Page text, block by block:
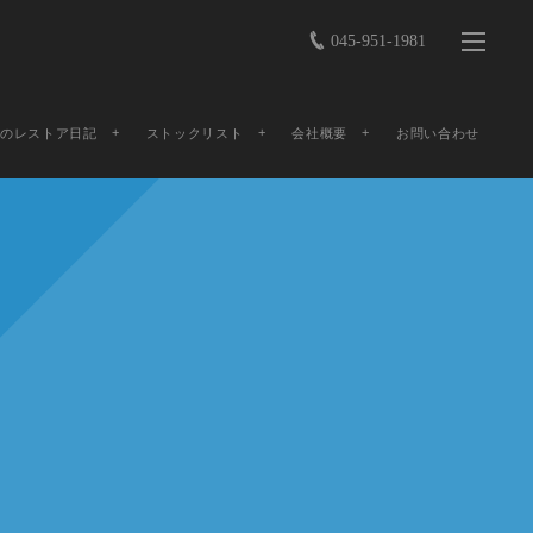
045-951-1981
レストア日記 ストックリスト 会社概要 お問い合わせ